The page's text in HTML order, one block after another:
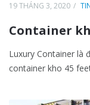
19 THÁNG 3, 2020
Container
Luxury Container là
container kho 45